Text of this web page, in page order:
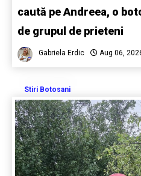
caută pe Andreea, o
de grupul de prieteni
Gabriela Erdic Aug 06,
Stiri Botosani